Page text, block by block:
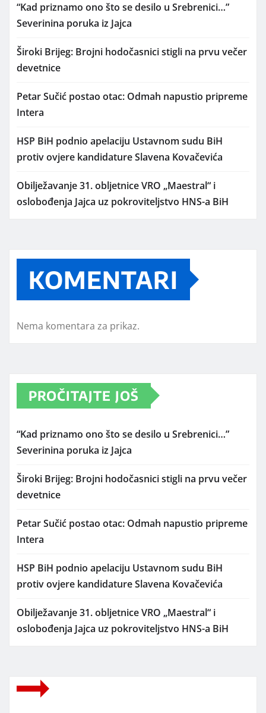
“Kad priznamo ono što se desilo u Srebrenici…”
Severinina poruka iz Jajca
Široki Brijeg: Brojni hodočasnici stigli na prvu večer
devetnice
Petar Sučić postao otac: Odmah napustio pripreme
Intera
HSP BiH podnio apelaciju Ustavnom sudu BiH
protiv ovjere kandidature Slavena Kovačevića
Obilježavanje 31. obljetnice VRO „Maestral“ i
oslobođenja Jajca uz pokroviteljstvo HNS-a BiH
KOMENTARI
Nema komentara za prikaz.
PROČITAJTE JOŠ
“Kad priznamo ono što se desilo u Srebrenici…”
Severinina poruka iz Jajca
Široki Brijeg: Brojni hodočasnici stigli na prvu večer
devetnice
Petar Sučić postao otac: Odmah napustio pripreme
Intera
HSP BiH podnio apelaciju Ustavnom sudu BiH
protiv ovjere kandidature Slavena Kovačevića
Obilježavanje 31. obljetnice VRO „Maestral“ i
oslobođenja Jajca uz pokroviteljstvo HNS-a BiH